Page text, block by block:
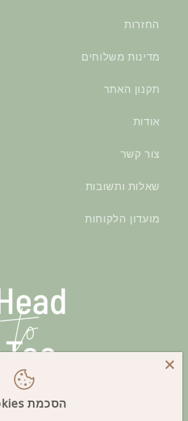
החזרות
מדינות משלוחים
תקנון האתר
אודות
צור קשר
שאלות ותשובות
מועדון הלקוחות
הסכמת Cookies